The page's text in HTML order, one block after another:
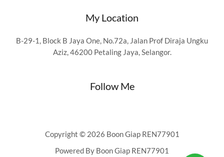
My Location
B-29-1, Block B Jaya One, No.72a, Jalan Prof Diraja Ungku
Aziz, 46200 Petaling Jaya, Selangor.
Follow Me
Copyright © 2026 Boon Giap REN77901
Powered By Boon Giap REN77901